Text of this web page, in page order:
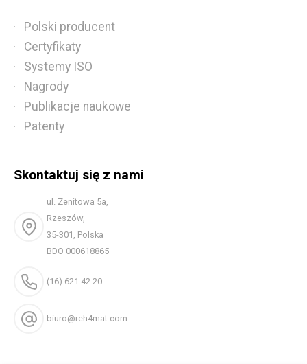
Polski producent
Certyfikaty
Systemy ISO
Nagrody
Publikacje naukowe
Patenty
Skontaktuj się z nami
ul. Zenitowa 5a,
Rzeszów,
35-301, Polska
BDO 000618865
(16) 621 42 20
biuro@reh4mat.com